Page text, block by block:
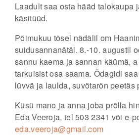
Laadult saa osta hääd talokaupa
käsitüüd.
Põimukuu tõsel nädälil om
suidusannanätäl. 8.-10. augustil
sannu kaema ja sannan käümä,
tarkuisist osa saama. Õdagidi
lüvvä ja laulda, suvõtarõn peetäs
Küsü mano ja anna joba prõlla
Eda Veeroja, tel 503 2341 või e-
eda.veeroja@gmail.com